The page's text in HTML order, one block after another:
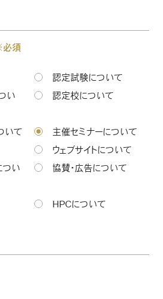
須
認定試験について
い
認定校について
いて
主催セミナーについて
ウェブサイトについて
つい
協賛・広告について
HPCについて